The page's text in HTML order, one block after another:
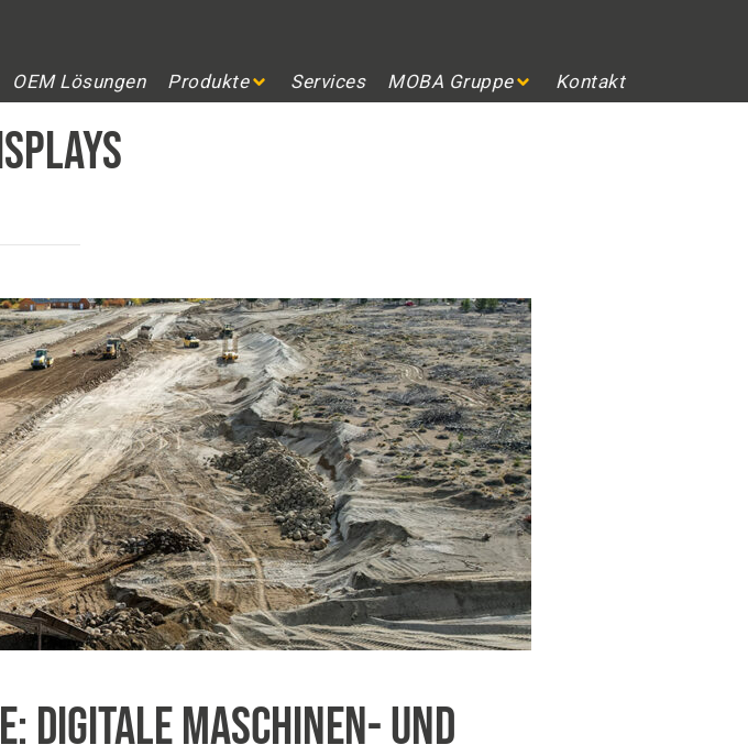
OEM Lösungen Produkte Services MOBA Gruppe Kontakt
DIGITALE MASCHINEN- UND